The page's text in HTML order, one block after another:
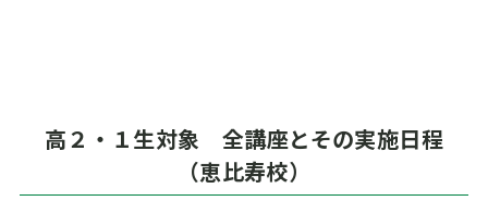
高２・１生対象 全講座とその実施日程
（恵比寿校）